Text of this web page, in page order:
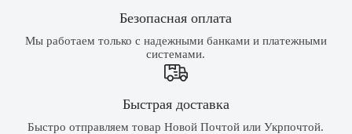
Безопасная оплата
Мы работаем только с надежными банками и платежными
системами.
Быстрая доставка
Быстро отправляем товар Новой Почтой или Укрпочтой.